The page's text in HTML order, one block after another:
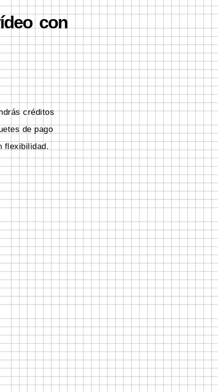
con
créditos
de pago
flexibilidad.